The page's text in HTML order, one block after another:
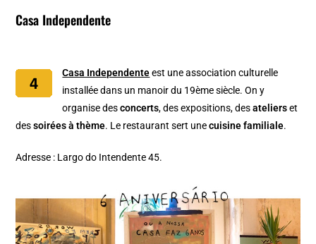
Casa Independente
Casa Independenteest une association culturelle
installée dans un manoir du 19ème siècle. On y
organise desconcerts, des expositions, desatelierset
dessoirées à thème. Le restaurant sert unecuisine familiale.
Adresse : Largo do Intendente 45.